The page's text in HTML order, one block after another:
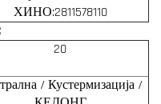
ХИНО:2811578110
20
/ Кустермизација /